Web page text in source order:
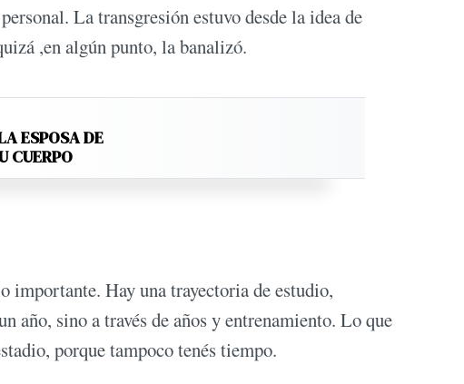
La transgresión estuvo desde la idea de
,en algún punto, la banalizó.
ESPOSA DE
CUERPO
importante. Hay una trayectoria de estudio,
año, sino a través de años y entrenamiento. Lo que
porque tampoco tenés tiempo.